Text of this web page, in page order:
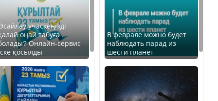
учаскеңізді
оңай табуға
Онлайн-сервис
қосылды
В феврале можно будет
наблюдать парад из
шести планет